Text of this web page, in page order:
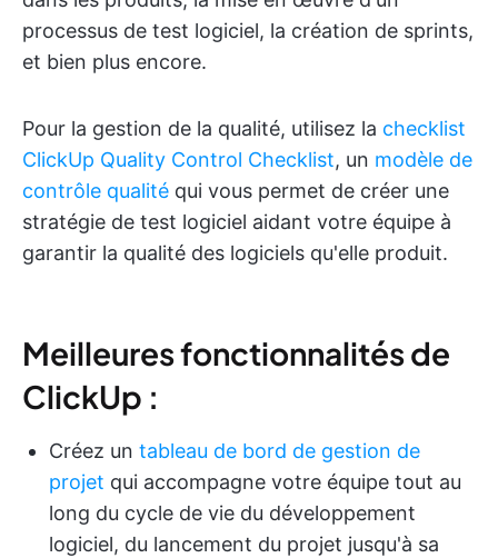
processus de test logiciel, la création de sprints,
et bien plus encore.
Pour la gestion de la qualité, utilisez la checklist
ClickUp Quality Control Checklist, un modèle de
contrôle qualité qui vous permet de créer une
stratégie de test logiciel aidant votre équipe à
garantir la qualité des logiciels qu'elle produit.
Meilleures fonctionnalités de
ClickUp :
Créez un tableau de bord de gestion de
projet qui accompagne votre équipe tout au
long du cycle de vie du développement
logiciel, du lancement du projet jusqu'à sa